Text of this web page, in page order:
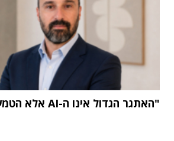
"האתגר הגדול אינו ה-AI אלא הטמעתה בארגון"